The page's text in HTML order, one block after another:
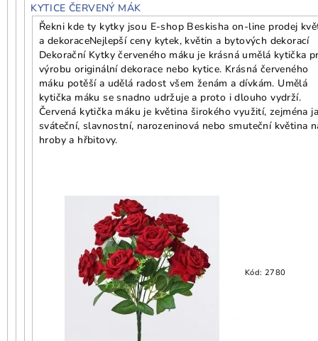
KYTICE ČERVENÝ MÁK
Řekni kde ty kytky jsou E-shop Beskisha on-line prodej
a dekoraceNejlepší ceny kytek, květin a bytových dekorací
Dekorační Kytky červeného máku je krásná umělá kytička
výrobu originální dekorace nebo kytice. Krásná červeného
máku potěší a udělá radost všem ženám a dívkám. Umělá
kytička máku se snadno udržuje a proto i dlouho vydrží.
Červená kytička máku je květina širokého využití, zejména
sváteční, slavnostní, narozeninová nebo smuteční květina
hroby a hřbitovy.
Kód: 2780